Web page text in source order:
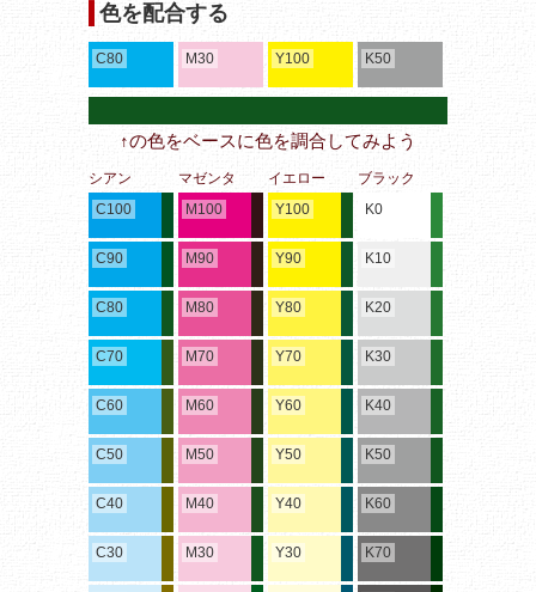
色を配合する
C80 M30 Y100 K50
↑の色をベースに色を調合してみよう
シアン
C100
C90
C80
C70
C60
C50
C40
C30
マゼンタ
M100
M90
M80
M70
M60
M50
M40
M30
イエロー
Y100
Y90
Y80
Y70
Y60
Y50
Y40
Y30
ブラック
K0
K10
K20
K30
K40
K50
K60
K70